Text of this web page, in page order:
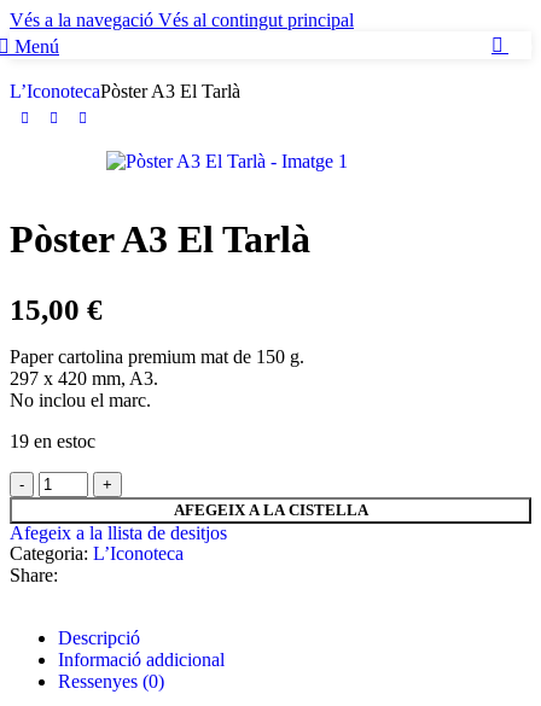
Vés a la navegació Vés al contingut principal
Menú
L’IconotecaPòster A3 El Tarlà
Pòster A3 El Tarlà
15,00 €
Paper cartolina premium mat de 150 g.
297 x 420 mm, A3.
No inclou el marc.
19 en estoc
AFEGEIX A LA CISTELLA
Afegeix a la llista de desitjos
Categoria: L’Iconoteca
Share:
Descripció
Informació addicional
Ressenyes (0)